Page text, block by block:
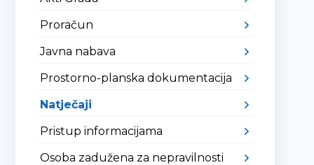
Proračun
Javna nabava
Prostorno-planska dokumentacija
Natječaji
Pristup informacijama
Osoba zadužena za nepravilnosti